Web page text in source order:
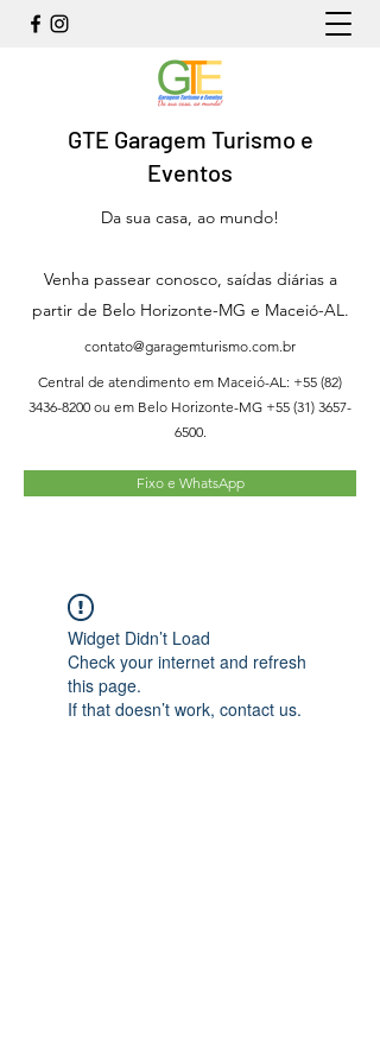
GTE Garagem Turismo e
Eventos
Da sua casa, ao mundo!
Venha passear conosco, saídas diárias a
partir de Belo Horizonte-MG e Maceió-AL.
contato@garagemturismo.com.br
Central de atendimento em Maceió-AL: +55 (82)
3436-8200 ou em Belo Horizonte-MG +55 (31) 3657-
6500.
Fixo e WhatsApp
Widget Didn’t Load
Check your internet and refresh
this page.
If that doesn’t work, contact us.